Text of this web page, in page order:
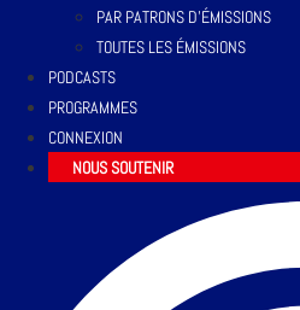
PAR PATRONS D’ÉMISSIONS
TOUTES LES ÉMISSIONS
PODCASTS
PROGRAMMES
CONNEXION
NOUS SOUTENIR